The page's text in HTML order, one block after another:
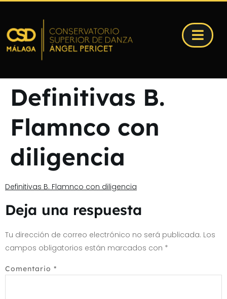
Definitivas B.
Flamnco con
diligencia
Definitivas B. Flamnco con diligencia
Deja una respuesta
Tu dirección de correo electrónico no será publicada. Los
campos obligatorios están marcados con *
Comentario *